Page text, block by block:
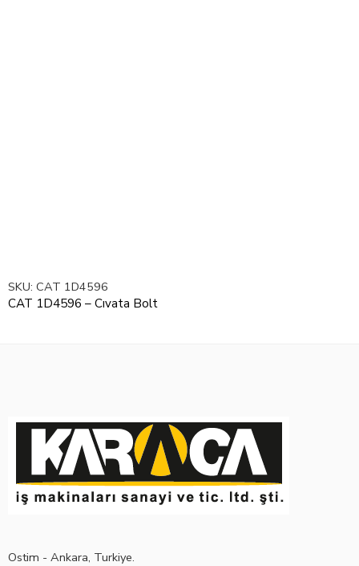
SKU: CAT 1D4596
CAT 1D4596 – Cıvata Bolt
Ostim - Ankara, Turkiye.